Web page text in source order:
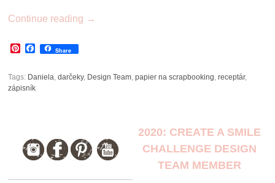
Continue reading →
Pinterest
Facebook
Share
Tags: Daniela,darčeky, Design Team,papier na scrapbooking,receptár,
zápisník
2020: CREATE A SMILE
CHALLENGE DESIGN
TEAM MEMBER